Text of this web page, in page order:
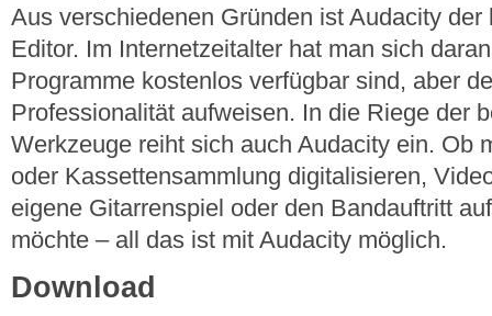
Aus verschiedenen Gründen ist Audacity
Editor. Im Internetzeitalter hat man sich
Programme kostenlos verfügbar sind, aber
Professionalität aufweisen. In die Riege der
Werkzeuge reiht sich auch Audacity ein. Ob
oder Kassettensammlung digitalisieren,
eigene Gitarrenspiel oder den Bandauftritt
möchte – all das ist mit Audacity möglich.
Download